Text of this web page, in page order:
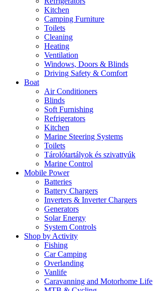
Kitchen
Camping Furniture
Toilets
Cleaning
Heating
Ventilation
Windows, Doors & Blinds
Driving Safety & Comfort
Boat
Air Conditioners
Blinds
Soft Furnishing
Refrigerators
Kitchen
Marine Steering Systems
Toilets
Tárolótartályok és szivattyúk
Marine Control
Mobile Power
Batteries
Battery Chargers
Inverters & Inverter Chargers
Generators
Solar Energy
System Controls
Shop by Activity
Fishing
Car Camping
Overlanding
Vanlife
Caravanning and Motorhome Life